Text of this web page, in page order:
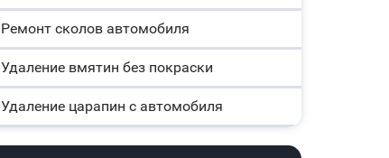
Ремонт сколов автомобиля
Удаление вмятин без покраски
Удаление царапин с автомобиля